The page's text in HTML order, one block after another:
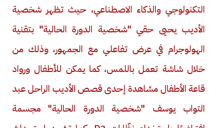
التكنولوجي والذكاء الاصطناعي، حيث تظهر شخصية
الأديب يحيى حقي "شخصية الدورة الحالية" بتقنية
الهولوجرام في عرض تفاعلي مع الجمهور، وذلك من
خلال شاشة تعمل باللمس، كما يمكن للأطفال ورواد
قاعة الأطفال مشاهدة إحدى قصص الأديب الراحل عبد
التواب يوسف "شخصية الدورة الحالية" مجسمة